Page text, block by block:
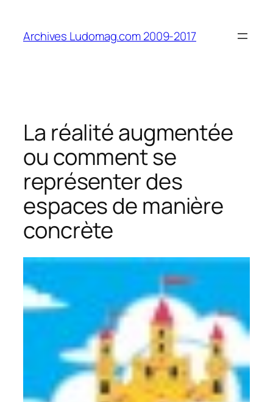
contenu
Archives Ludomag.com 2009-2017
La réalité augmentée
ou comment se
représenter des
espaces de manière
concrète